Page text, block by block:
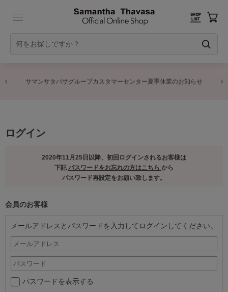
サマンサタバサグループカスタマーセンター夏季休業のお知らせ
ログイン
2020年11月25日以降、初回ログインされるお客様は
下記パスワードをお忘れの方はこちら から
パスワード再設定をお願い致します。
会員のお客様
メールアドレスとパスワードを入力してログインしてください。
パスワードを表示する